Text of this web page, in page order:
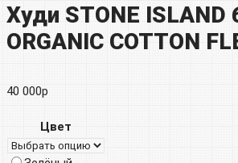
Худи STONE ISLAND
ORGANIC COTTON
40 000р
Цвет